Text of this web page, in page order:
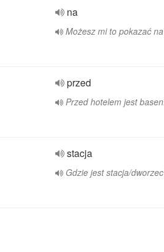
na
Możesz mi to pokazać
przed
Przed hotelem jest basen.
stacja
Gdzie jest stacja/